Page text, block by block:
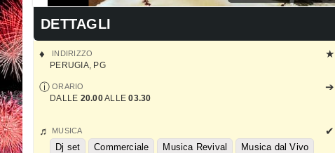
DETTAGLI
INDIRIZZO
PERUGIA, PG
ORARIO
DALLE 20.00ALLE03.30
MUSICA
Dj set Commerciale Musica Revival Musica dal Vivo